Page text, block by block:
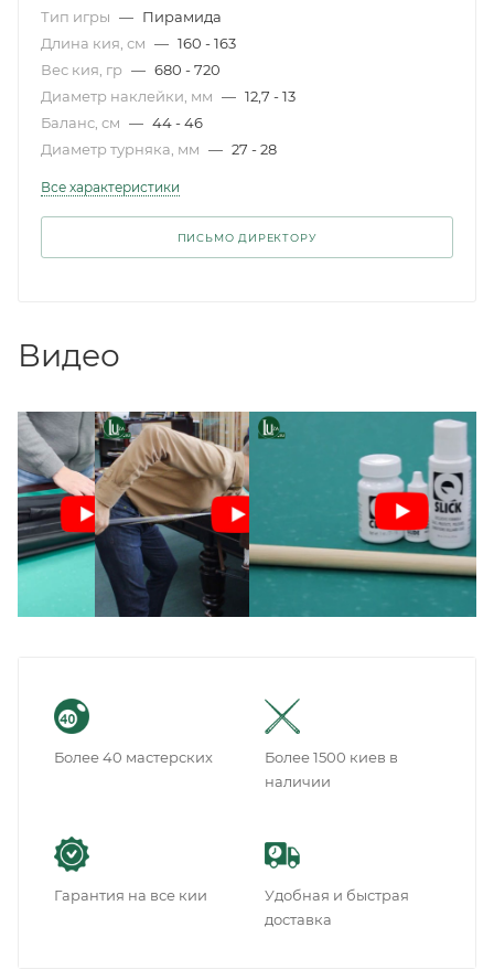
Тип игры — Пирамида
Длина кия, см — 160 - 163
Вес кия, гр — 680 - 720
Диаметр наклейки, мм — 12,7 - 13
Баланс, см — 44 - 46
Диаметр турняка, мм — 27 - 28
Все характеристики
ПИСЬМО ДИРЕКТОРУ
Видео
Более 40 мастерских
Более 1500 киев в
наличии
Гарантия на все кии
Удобная и быстрая
доставка